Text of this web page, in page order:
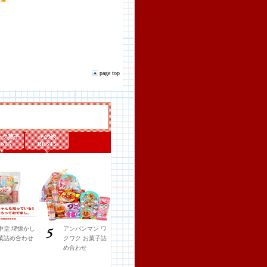
page top